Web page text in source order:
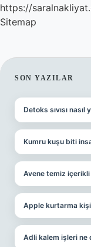
https://
Sitemap
SON YAZILAR
Detoks sıvısı nasıl
Kumru kuşu biti
Avene temiz içerikli
Apple kurtarma
Adli kalem işleri ne